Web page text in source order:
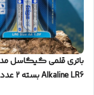
Alkaline LR6 بسته 2 عددی